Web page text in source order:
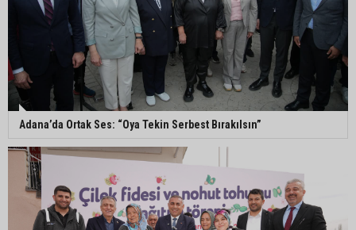
Seyhan’da fırın ve pastanelere hijyen denetimi
gerçekleştirildi
Eski polis memuru Ergün Karakaya’nın
öldürüldüğü silahlı kavganın görüntüleri ortaya
çıktı
İmamoğlu’nda hijyen ve etiket kontrolü
Adana’da Ortak Ses: “Oya Tekin Serbest Bırakılsın”